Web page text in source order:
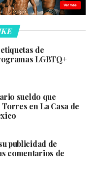
de
LGBTQ+
sueldo que
en La Casa de
publicidad de
comentarios de